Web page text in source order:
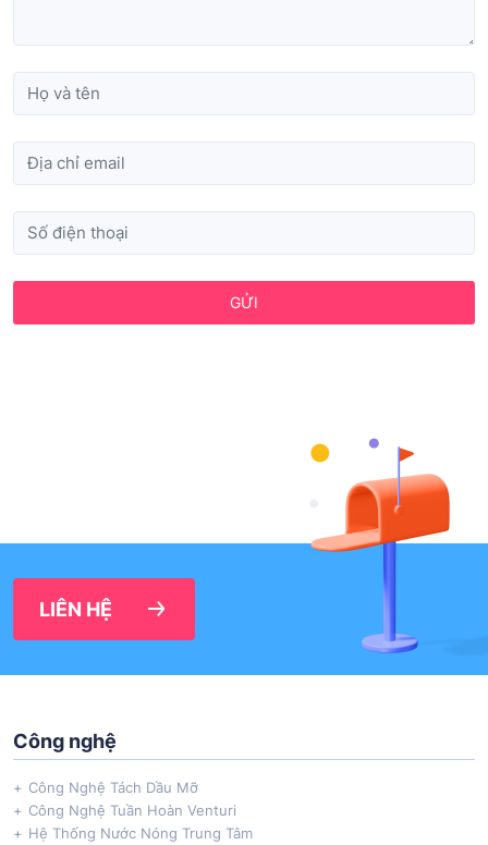
GỬI
LIÊN HỆ
Công nghệ
Công Nghệ Tách Dầu Mỡ
Công Nghệ Tuần Hoàn Venturi
Hệ Thống Nước Nóng Trung Tâm